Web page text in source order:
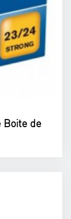
Boite de